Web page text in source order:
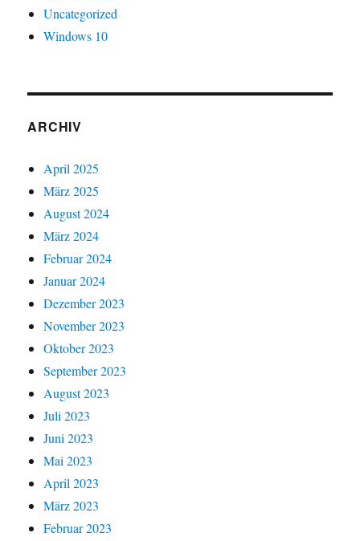
Uncategorized
Windows 10
ARCHIV
April 2025
März 2025
August 2024
März 2024
Februar 2024
Januar 2024
Dezember 2023
November 2023
Oktober 2023
September 2023
August 2023
Juli 2023
Juni 2023
Mai 2023
April 2023
März 2023
Februar 2023